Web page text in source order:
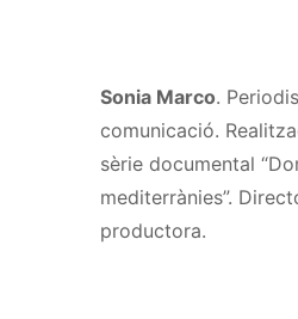
Sonia Marco.
comunicació.
sèrie documental
mediterrànies”.
productora.